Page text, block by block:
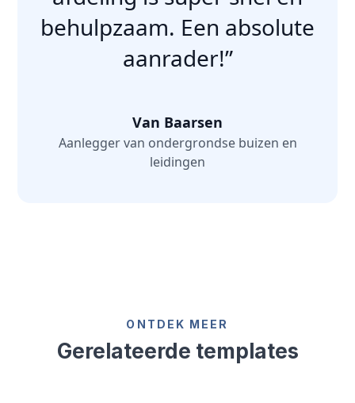
behulpzaam. Een absolute
aanrader!”
Van Baarsen
Aanlegger van ondergrondse buizen en
leidingen
ONTDEK MEER
Gerelateerde templates